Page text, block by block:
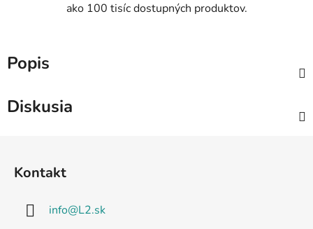
ako 100 tisíc dostupných produktov.
Popis
Diskusia
Kontakt
info@L2.sk